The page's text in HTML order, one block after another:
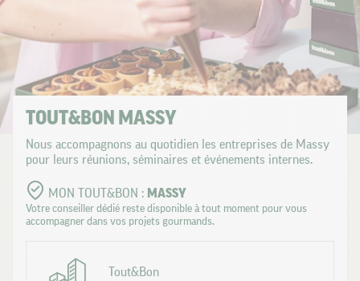
TOUT&BON MASSY
Nous accompagnons au quotidien les entreprises de Massy
pour leurs réunions, séminaires et événements internes.
MON TOUT&BON : MASSY
Votre conseiller dédié reste disponible à tout moment pour vous
accompagner dans vos projets gourmands.
Tout&Bon